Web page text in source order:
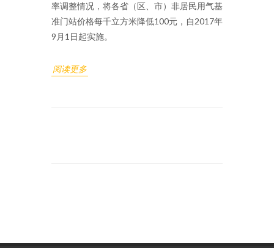
率调整情况，将各省（区、市）非居民用气基
准门站价格每千立方米降低100元，自2017年
9月1日起实施。
阅读更多